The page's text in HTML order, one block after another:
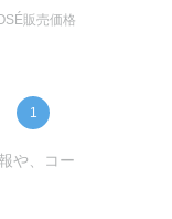
販売価格
1
や、コー